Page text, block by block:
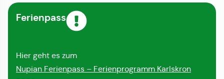
Ferienpass
Hier geht es zum
Nupian Ferienpass – Ferienprogramm Karlskron